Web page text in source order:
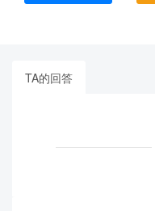
TA的回答